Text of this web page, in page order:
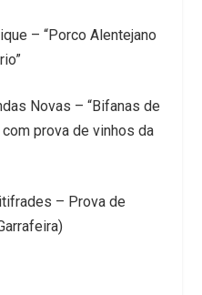
– “Porco Alentejano
Novas – “Bifanas de
prova de vinhos da
– Prova de